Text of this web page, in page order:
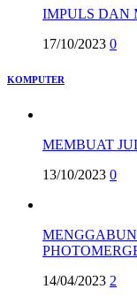
IMPULS DAN
17/10/2023 0
KOMPUTER
MEMBUAT
13/10/2023 0
14/04/2023 2